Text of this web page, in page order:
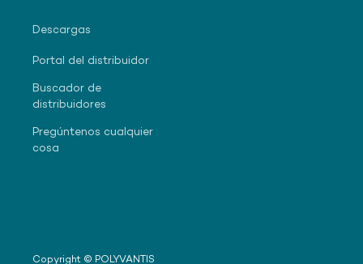
Descargas
Portal del distribuidor
Buscador de
distribuidores
Pregúntenos cualquier
cosa
Copyright © POLYVANTIS